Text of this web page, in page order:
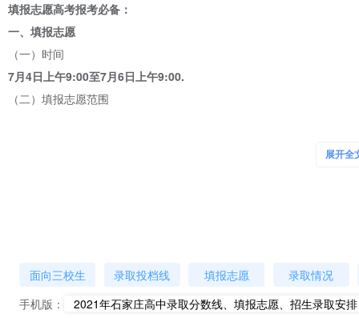
填报志愿高考报考必备：
一、填报志愿
（一）时间
7月4日上午9:00至7月6日上午9:00.
（二）填报志愿范围
无法填报志愿的情况。
3.填报志愿结束后，各初中学校于7月6日前按要求打印《石家庄市
展开全
面向三校生 录取投档线 填报志愿
录取情况
手机版：
2021年石家庄高中录取分数线、填报志愿、招生录取安排